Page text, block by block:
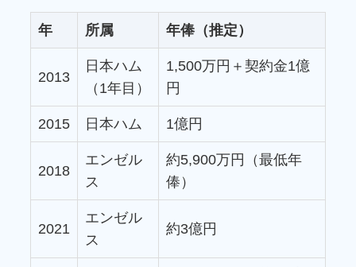
年 所属 年俸（推定）
2013
日本ハム
（1年目）
1,500万円＋契約金1億
円
2015 日本ハム 1億円
2018
エンゼル
ス
約5,900万円（最低年
俸）
2021
エンゼル
ス
約3億円